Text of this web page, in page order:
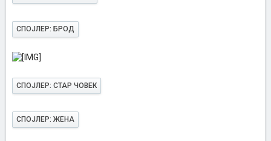
СПОЈЛЕР: БРОД
СПОЈЛЕР: СТАР ЧОВЕК
СПОЈЛЕР: ЖЕНА